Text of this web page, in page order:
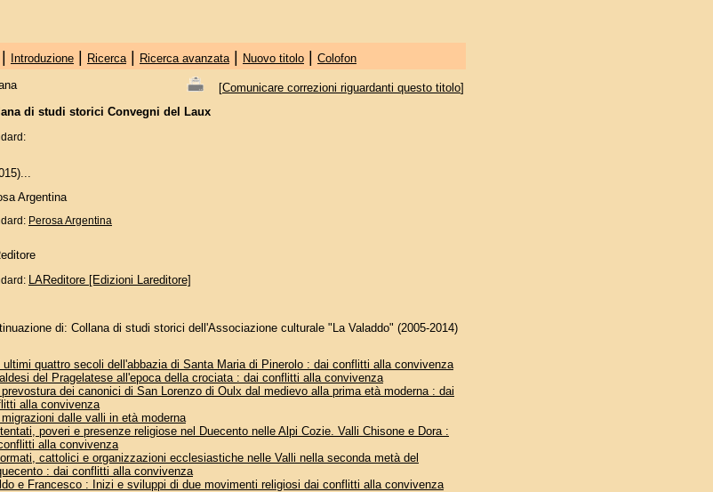
Introduzione| Ricerca| Ricerca avanzata| Nuovo titolo| Colofon
[Comunicare correzioni riguardanti questo titolo]
di studi storici Convegni del Laux
Argentina
Perosa Argentina
LAReditore [Edizioni Lareditore]
di: Collana di studi storici dell'Associazione culturale "La Valaddo" (2005-2014)
ultimi quattro secoli dell'abbazia di Santa Maria di Pinerolo : dai conflitti alla convivenza
del Pragelatese all'epoca della crociata : dai conflitti alla convivenza
prevostura dei canonici di San Lorenzo di Oulx dal medievo alla prima età moderna : dai
alla convivenza
migrazioni dalle valli in età moderna
poveri e presenze religiose nel Duecento nelle Alpi Cozie. Valli Chisone e Dora :
alla convivenza
cattolici e organizzazioni ecclesiastiche nelle Valli nella seconda metà del
: dai conflitti alla convivenza
e Francesco : Inizi e sviluppi di due movimenti religiosi dai conflitti alla convivenza